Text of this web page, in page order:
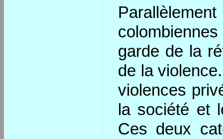
garde de la
de la
violences
la société et
Ces deux